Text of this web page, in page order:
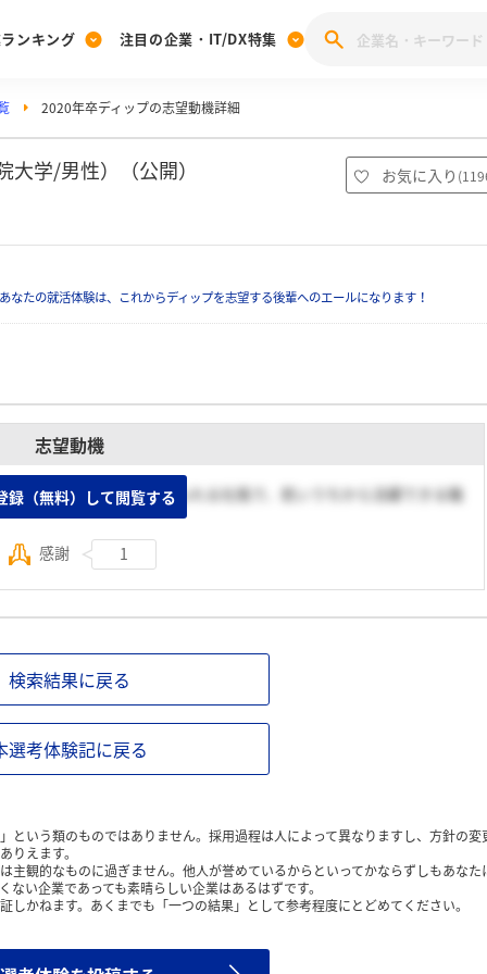
[27卒] 本選考体験記投稿キャンペーン
ンキング
みんなのDX企業就職ブランド調査
みん
注目の企業・IT/DX特集
28
2020年卒ディップの志望動機詳細
学/男性）（公開） お気に入り (
なたの就活体験は、これからディップを志望する後輩へのエールになります！
志望動機
ら。チャレンジ精神あふれる社風で、若いうちから活躍できる職
録（無料）して閲覧する
感謝 1
検索結果に戻る
選考体験記に戻る
という類のものではありません。採用過程は人によって異なりますし、方針の変
りえます。
主観的なものに過ぎません。他人が誉めているからといってかならずしもあなた
い企業であっても素晴らしい企業はあるはずです。
かねます。あくまでも「一つの結果」として参考程度にとどめてください。